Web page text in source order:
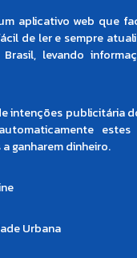
aplicativo web que
de ler e sempre
levando
intenções publicitária
ganharem dinheiro.
Urbana